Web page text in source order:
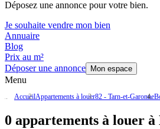
Déposez une annonce pour votre bien.
Je souhaite vendre mon bien
Annuaire
Blog
Prix au m²
Déposer une annonce
Mon espace
Menu
AccueilAppartements à louer82 - Tarn-et-Garonne
0 appartements à louer